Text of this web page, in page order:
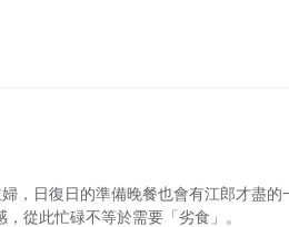
，日復日的準備晚餐也會有江郎才盡
從此忙碌不等於需要「劣食」。